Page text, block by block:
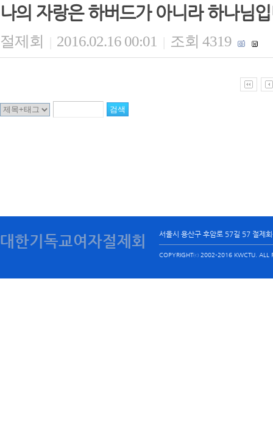
나의 자랑은 하버드가 아니라 하나님
절제회 | 2016.02.16 00:01 | 조회 4319
대한기독교여자절제회 서울시 용산구 후암로 57길 57 절제
COPYRIGHTⓒ 2002-2016 KWCTU. ALL